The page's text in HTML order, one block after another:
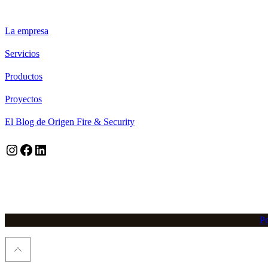
La empresa
Servicios
Productos
Proyectos
El Blog de Origen Fire & Security
Instagram
Facebook
LinkedIn